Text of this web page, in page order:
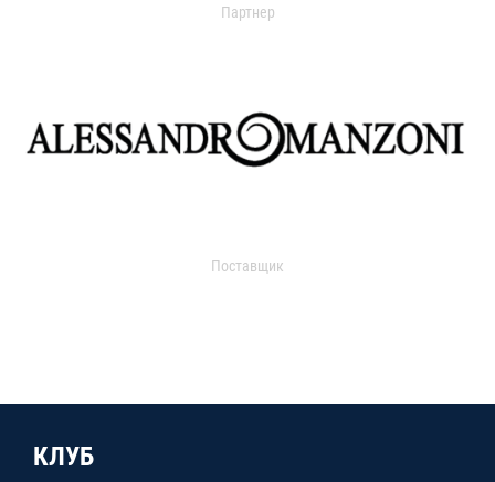
Партнер
Поставщик
КЛУБ